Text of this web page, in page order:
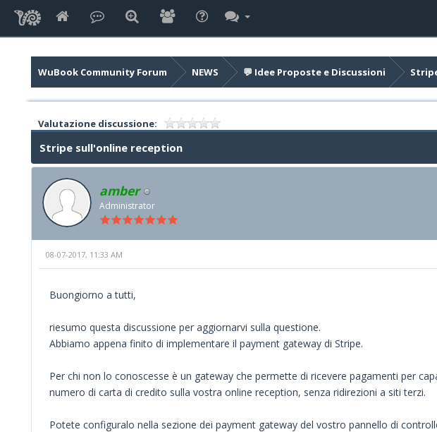
WuBook Community Forum NEWS 💬 Idee Proposte e Discussioni
Valutazione discussione:
Stripe sull'online reception
amber
Administrator
08-07-2017, 11:33 AM
Buongiorno a tutti,
riesumo questa discussione per aggiornarvi sulla questione.
Abbiamo appena finito di implementare il payment gateway di Stripe.
Per chi non lo conoscesse è un gateway che permette di ricevere pagamenti per
numero di carta di credito sulla vostra online reception, senza ridirezioni a siti terzi.
Potete configuralo nella sezione dei payment gateway del vostro pannello di